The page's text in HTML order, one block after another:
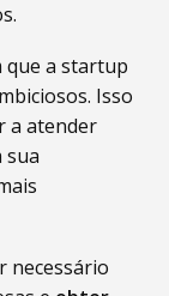
que a startup
Isso
a atender
sua
necessário